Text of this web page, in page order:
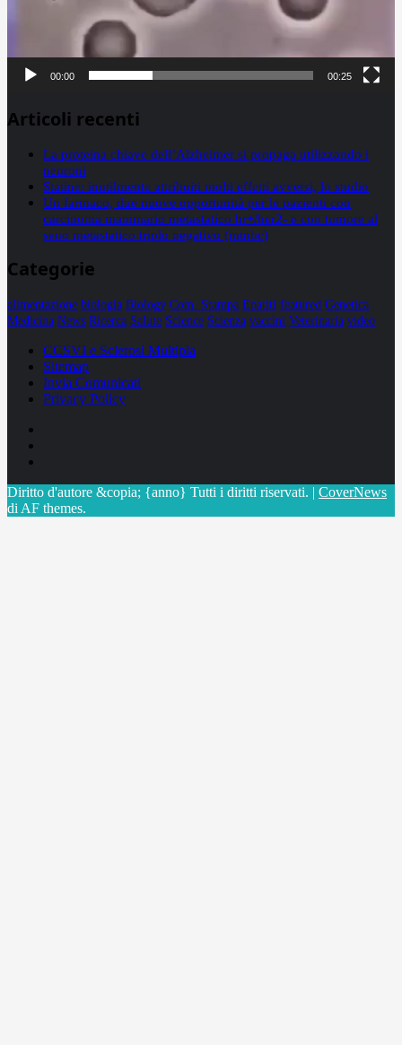
00:00 00:25
Articoli recenti
La proteina chiave dell’Alzheimer si propaga utilizzando i
neuroni
Statine: inutilmente attribuiti molti effetti avversi, lo studio
Un farmaco, due nuove opportunità per le pazienti con
carcinoma mammario metastatico hr+/her2- e con tumore al
seno metastatico triplo negativo (mtnbc)
Categorie
alimentazione biologia Biology Com. Stampa Epatiti featured Genetica
Medicina News Ricerca Salute Science Scienza vaccini Veterinaria video
CCSVI e Sclerosi Multipla
Sitemap
Invia Comunicati
Privacy Policy
Diritto d'autore &copia; {anno} Tutti i diritti riservati. | CoverNews
di AF themes.